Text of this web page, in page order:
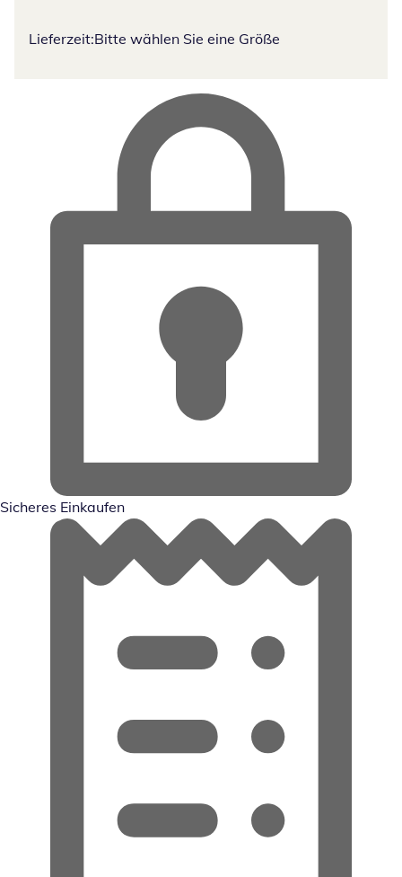
Lieferzeit:Bitte wählen Sie eine Größe
Sicheres Einkaufen